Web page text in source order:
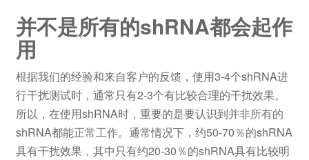
并不是所有的shRNA都会起作
用
根据我们的经验和来自客户的反馈，使用3-4个shRNA进
行干扰测试时，通常只有2-3个有比较合理的干扰效果。
所以，在使用shRNA时，重要的是要认识到并非所有的
shRNA都能正常工作。通常情况下，约50-70％的shRNA
具有干扰效果，其中只有约20-30％的shRNA具有比较明